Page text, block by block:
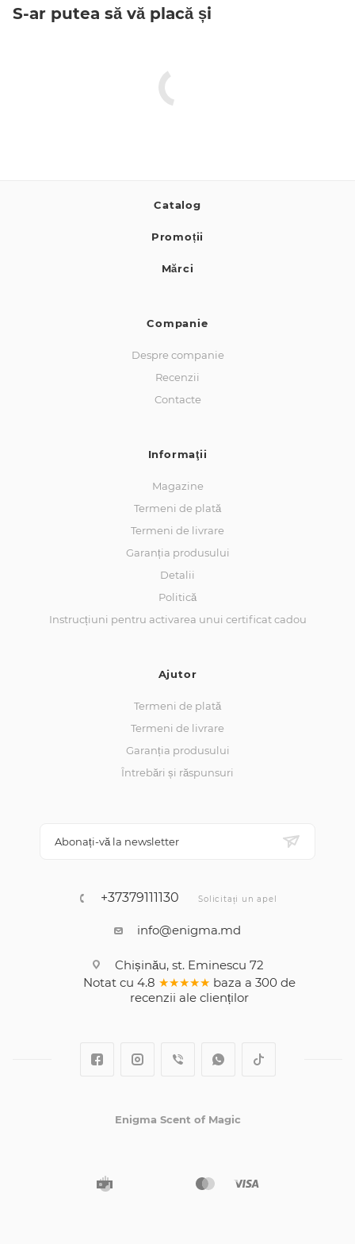
S-ar putea să vă placă și
Catalog
Promoții
Mărci
Companie
Despre companie
Recenzii
Contacte
Informaţii
Magazine
Termeni de plată
Termeni de livrare
Garanția produsului
Detalii
Politică
Instrucțiuni pentru activarea unui certificat cadou
Ajutor
Termeni de plată
Termeni de livrare
Garanția produsului
Întrebări și răspunsuri
Abonați-vă la newsletter
+37379111130 Solicitați un apel
info@enigma.md
Chișinău, st. Eminescu 72
Notat cu 4.8 ★★★★★ baza a 300 de
recenzii ale clienților
Enigma Scent of Magic